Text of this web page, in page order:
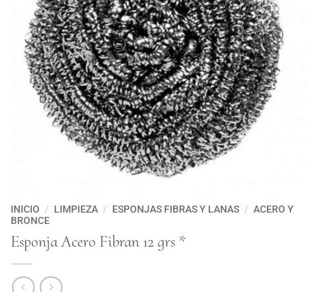
INICIO / LIMPIEZA / ESPONJAS FIBRAS Y LANAS / ACERO Y
BRONCE
Esponja Acero Fibran 12 grs *